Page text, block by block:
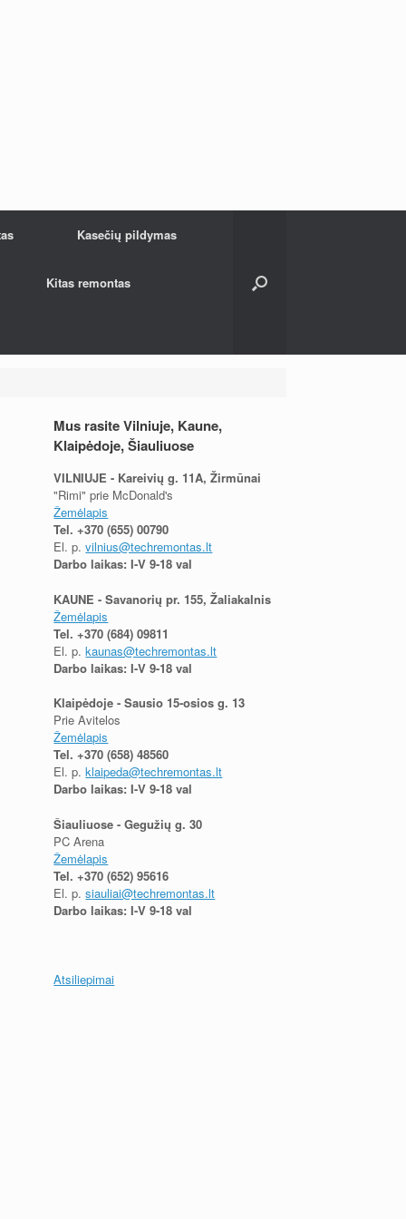
Kasečių pildymas
Kitas remontas
Mus rasite Vilniuje, Kaune,
Klaipėdoje, Šiauliuose
VILNIUJE - Kareivių g. 11A, Žirmūnai
"Rimi" prie McDonald's
Žemėlapis
Tel.+370 (655) 00790
El. p.vilnius@techremontas.lt
Darbo laikas: I-V 9-18 val
KAUNE - Savanorių pr. 155, Žaliakalnis
Žemėlapis
Tel.+370 (684) 09811
El. p.kaunas@techremontas.lt
Darbo laikas: I-V 9-18 val
Klaipėdoje - Sausio 15-osios g. 13
Prie Avitelos
Žemėlapis
Tel.+370 (658) 48560
El. p.klaipeda@techremontas.lt
Darbo laikas: I-V 9-18 val
Šiauliuose - Gegužių g. 30
PC Arena
Žemėlapis
Tel.+370 (652) 95616
El. p.siauliai@techremontas.lt
Darbo laikas: I-V 9-18 val
Atsiliepimai